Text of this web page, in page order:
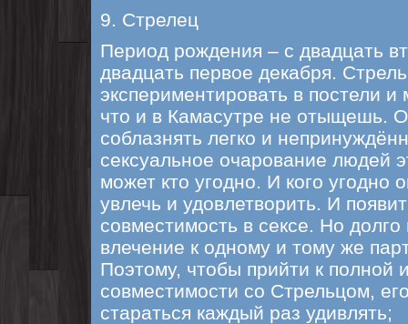
9. Стрелец
Период рождения – с двадцать
двадцать первое декабря.
экспериментировать в постели и
что и в Камасутре не отыщешь.
соблазнять легко и
сексуальное очарование людей
может кто угодно. И кого угодно
увлечь и удовлетворить. И
совместимость в сексе. Но
влечение к одному и тому же
Поэтому, чтобы прийти к полной
совместимости со Стрельцом,
стараться каждый раз удивлять;